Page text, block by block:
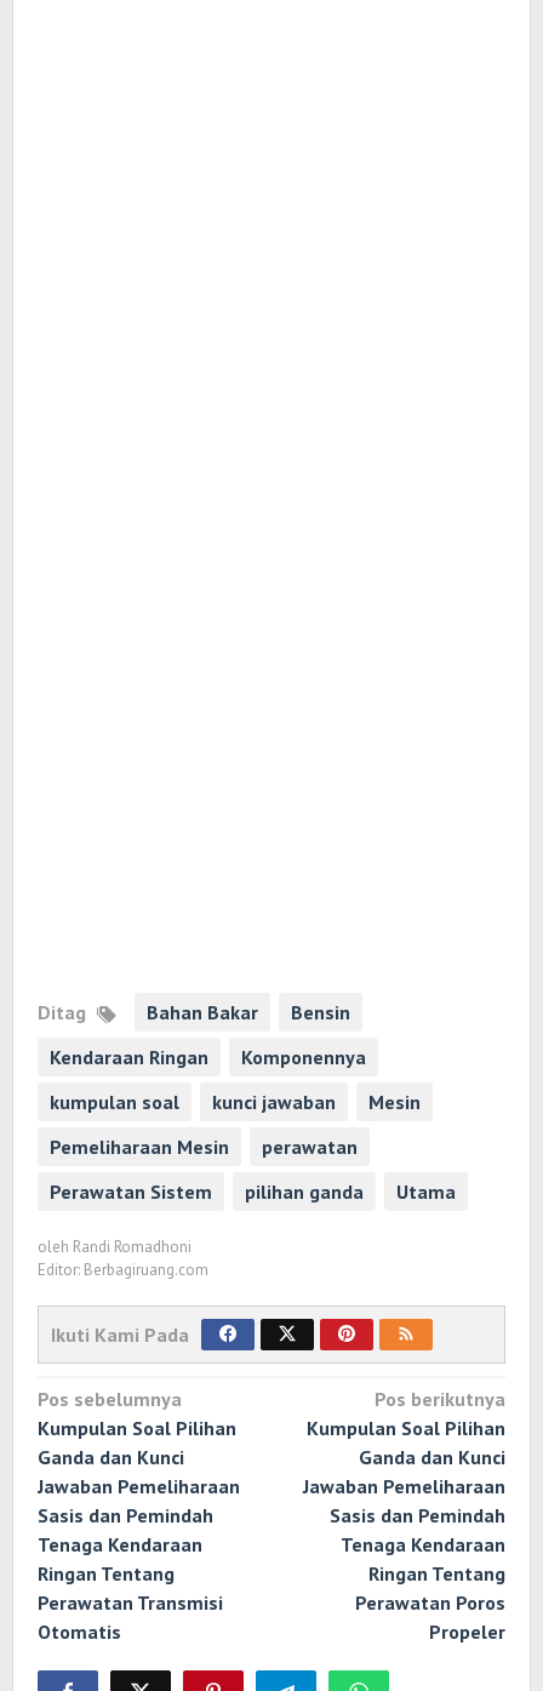
Ditag Bahan Bakar
Bensin
Kendaraan Ringan
Komponennya
kumpulan soal
kunci jawaban
Mesin
Pemeliharaan Mesin
perawatan
Perawatan Sistem
pilihan ganda Utama
oleh Randi Romadhoni
Editor: Berbagiruang.com
Ikuti Kami Pada
Navigasi
pos
Pos sebelumnya
Kumpulan Soal Pilihan
Ganda dan Kunci
Jawaban Pemeliharaan
Sasis dan Pemindah
Tenaga Kendaraan
Ringan Tentang
Perawatan Transmisi
Otomatis
Pos berikutnya
Kumpulan Soal Pilihan
Ganda dan Kunci
Jawaban Pemeliharaan
Sasis dan Pemindah
Tenaga Kendaraan
Ringan Tentang
Perawatan Poros
Propeler